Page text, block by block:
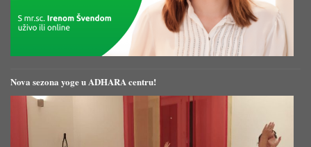
Nova sezona yoge u ADHARA centru!